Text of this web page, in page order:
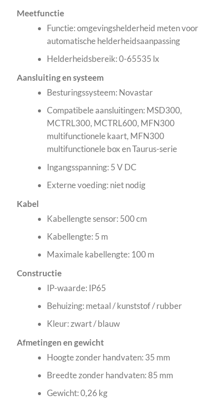
Meetfunctie
Functie: omgevingshelderheid meten voor
automatische helderheidsaanpassing
Helderheidsbereik: 0-65535 lx
Aansluiting en systeem
Besturingssysteem: Novastar
Compatibele aansluitingen: MSD300,
MCTRL300, MCTRL600, MFN300
multifunctionele kaart, MFN300
multifunctionele box en Taurus-serie
Ingangsspanning: 5 V DC
Externe voeding: niet nodig
Kabel
Kabellengte sensor: 500 cm
Kabellengte: 5 m
Maximale kabellengte: 100 m
Constructie
IP-waarde: IP65
Behuizing: metaal / kunststof / rubber
Kleur: zwart / blauw
Afmetingen en gewicht
Hoogte zonder handvaten: 35 mm
Breedte zonder handvaten: 85 mm
Gewicht: 0,26 kg